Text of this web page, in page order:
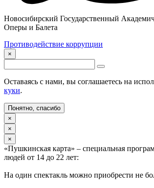
Новосибирский Государственный
Оперы и Балета
Противодействие коррупции
×
Оставаясь с нами, вы соглашаетесь на
куки.
Понятно, спасибо
×
×
×
«Пушкинская карта» – специальная
людей от 14 до 22 лет:
На один спектакль можно приобрести не